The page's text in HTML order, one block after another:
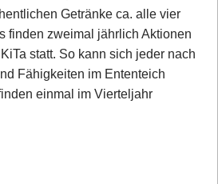
Getränke ca. alle vier
finden zweimal jährlich Aktionen
statt. So kann sich jeder nach
Fähigkeiten im Ententeich
einmal im Vierteljahr